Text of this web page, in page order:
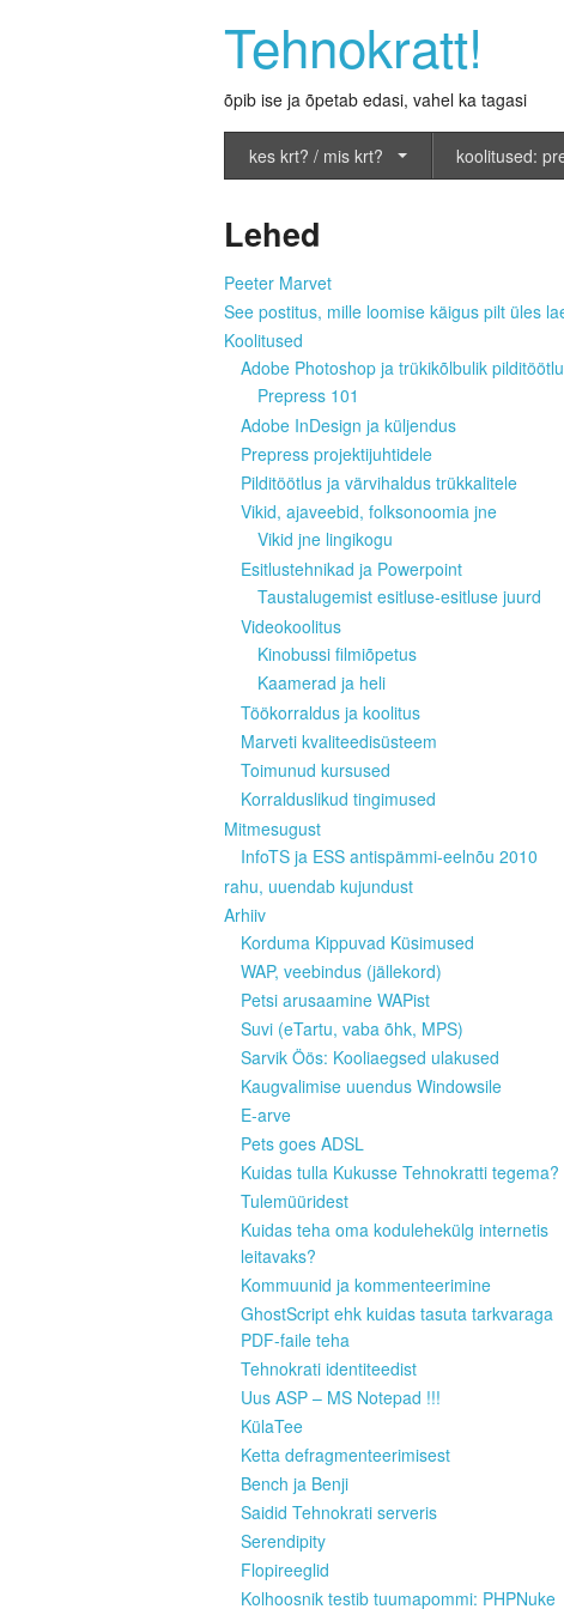
Tehnokratt!
õpib ise ja õpetab edasi, vahel ka tagasi
kes krt? / mis krt? koolitused:
Lehed
Peeter Marvet
See postitus, mille loomise käigus pilt üles
Koolitused
Adobe Photoshop ja trükikõlbulik
Prepress 101
Adobe InDesign ja küljendus
Prepress projektijuhtidele
Pilditöötlus ja värvihaldus trükkalitele
Vikid, ajaveebid, folksonoomia jne
Vikid jne lingikogu
Esitlustehnikad ja Powerpoint
Taustalugemist esitluse-esitluse juurd
Videokoolitus
Kinobussi filmiõpetus
Kaamerad ja heli
Töökorraldus ja koolitus
Marveti kvaliteedisüsteem
Toimunud kursused
Korralduslikud tingimused
Mitmesugust
InfoTS ja ESS antispämmi-eelnõu 2010
rahu, uuendab kujundust
Arhiiv
Korduma Kippuvad Küsimused
WAP, veebindus (jällekord)
Petsi arusaamine WAPist
Suvi (eTartu, vaba õhk, MPS)
Sarvik Öös: Kooliaegsed ulakused
Kaugvalimise uuendus Windowsile
E-arve
Pets goes ADSL
Kuidas tulla Kukusse Tehnokratti tegema?
Tulemüüridest
Kuidas teha oma kodulehekülg internetis
leitavaks?
Kommuunid ja kommenteerimine
GhostScript ehk kuidas tasuta tarkvaraga
PDF-faile teha
Tehnokrati identiteedist
Uus ASP – MS Notepad !!!
KülaTee
Ketta defragmenteerimisest
Bench ja Benji
Saidid Tehnokrati serveris
Serendipity
Flopireeglid
Kolhoosnik testib tuumapommi: PHPNuke